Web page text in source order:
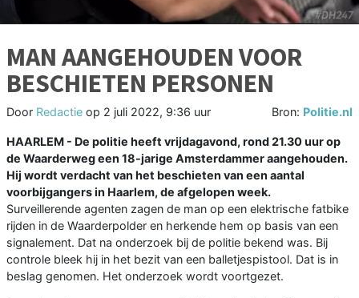
MAN AANGEHOUDEN VOOR
BESCHIETEN PERSONEN
Door Redactie op 2 juli 2022, 9:36 uur Bron: Politie.nl
HAARLEM - De politie heeft vrijdagavond, rond 21.30 uur op
de Waarderweg een 18-jarige Amsterdammer aangehouden.
Hij wordt verdacht van het beschieten van een aantal
voorbijgangers in Haarlem, de afgelopen week.
Surveillerende agenten zagen de man op een elektrische fatbike
rijden in de Waarderpolder en herkende hem op basis van een
signalement. Dat na onderzoek bij de politie bekend was. Bij
controle bleek hij in het bezit van een balletjespistool. Dat is in
beslag genomen. Het onderzoek wordt voortgezet.